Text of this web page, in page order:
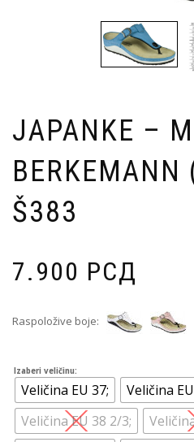
JAPANKE –
BERKEMANN
Š383
7.900 РСД
Raspoložive boje:
Izaberi veličinu:
Veličina EU 37; Veličina
Veličina EU 38 2/3;